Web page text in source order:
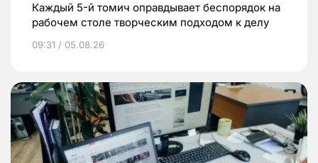
Каждый 5-й томич оправдывает беспорядок на
рабочем столе творческим подходом к делу
09:31 / 05.08.26